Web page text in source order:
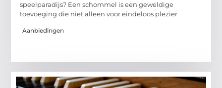
speelparadijs? Een schommel is een geweldige
toevoeging die niet alleen voor eindeloos plezier
Aanbiedingen